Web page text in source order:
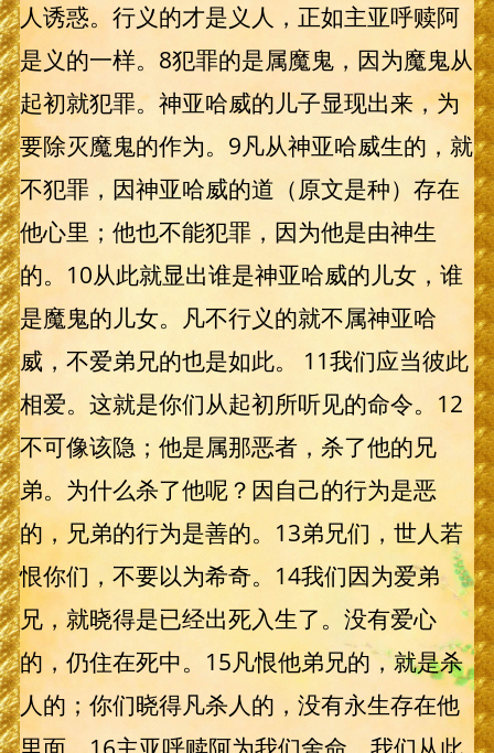
人诱惑。行义的才是义人，正如主亚呼赎阿
是义的一样。8犯罪的是属魔鬼，因为魔鬼从
起初就犯罪。神亚哈威的儿子显现出来，为
要除灭魔鬼的作为。9凡从神亚哈威生的，就
不犯罪，因神亚哈威的道（原文是种）存在
他心里；他也不能犯罪，因为他是由神生
的。10从此就显出谁是神亚哈威的儿女，谁
是魔鬼的儿女。凡不行义的就不属神亚哈
威，不爱弟兄的也是如此。 11我们应当彼此
相爱。这就是你们从起初所听见的命令。12
不可像该隐；他是属那恶者，杀了他的兄
弟。为什么杀了他呢？因自己的行为是恶
的，兄弟的行为是善的。13弟兄们，世人若
恨你们，不要以为希奇。14我们因为爱弟
兄，就晓得是已经出死入生了。没有爱心
的，仍住在死中。15凡恨他弟兄的，就是杀
人的；你们晓得凡杀人的，没有永生存在他